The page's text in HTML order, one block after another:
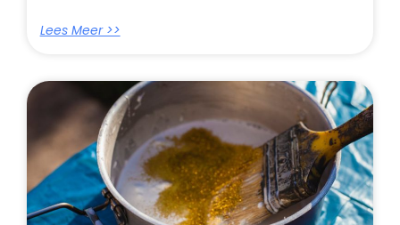
Lees Meer >>